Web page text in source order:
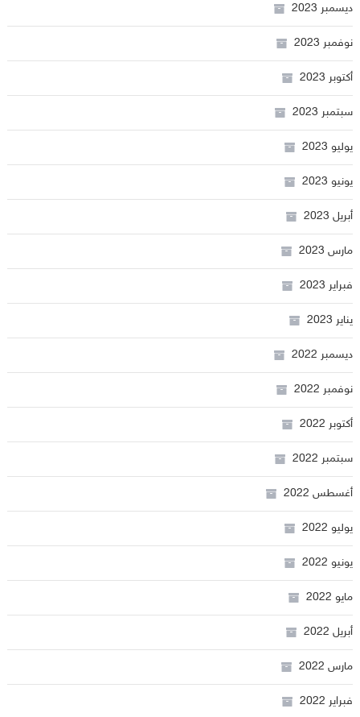
ديسمبر 2023
نوفمبر 2023
أكتوبر 2023
سبتمبر 2023
يوليو 2023
يونيو 2023
أبريل 2023
مارس 2023
فبراير 2023
يناير 2023
ديسمبر 2022
نوفمبر 2022
أكتوبر 2022
سبتمبر 2022
أغسطس 2022
يوليو 2022
يونيو 2022
مايو 2022
أبريل 2022
مارس 2022
فبراير 2022